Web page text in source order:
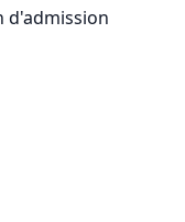
d'admission